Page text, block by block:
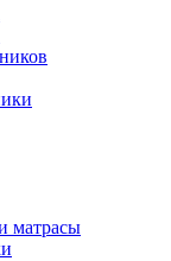
матрасы